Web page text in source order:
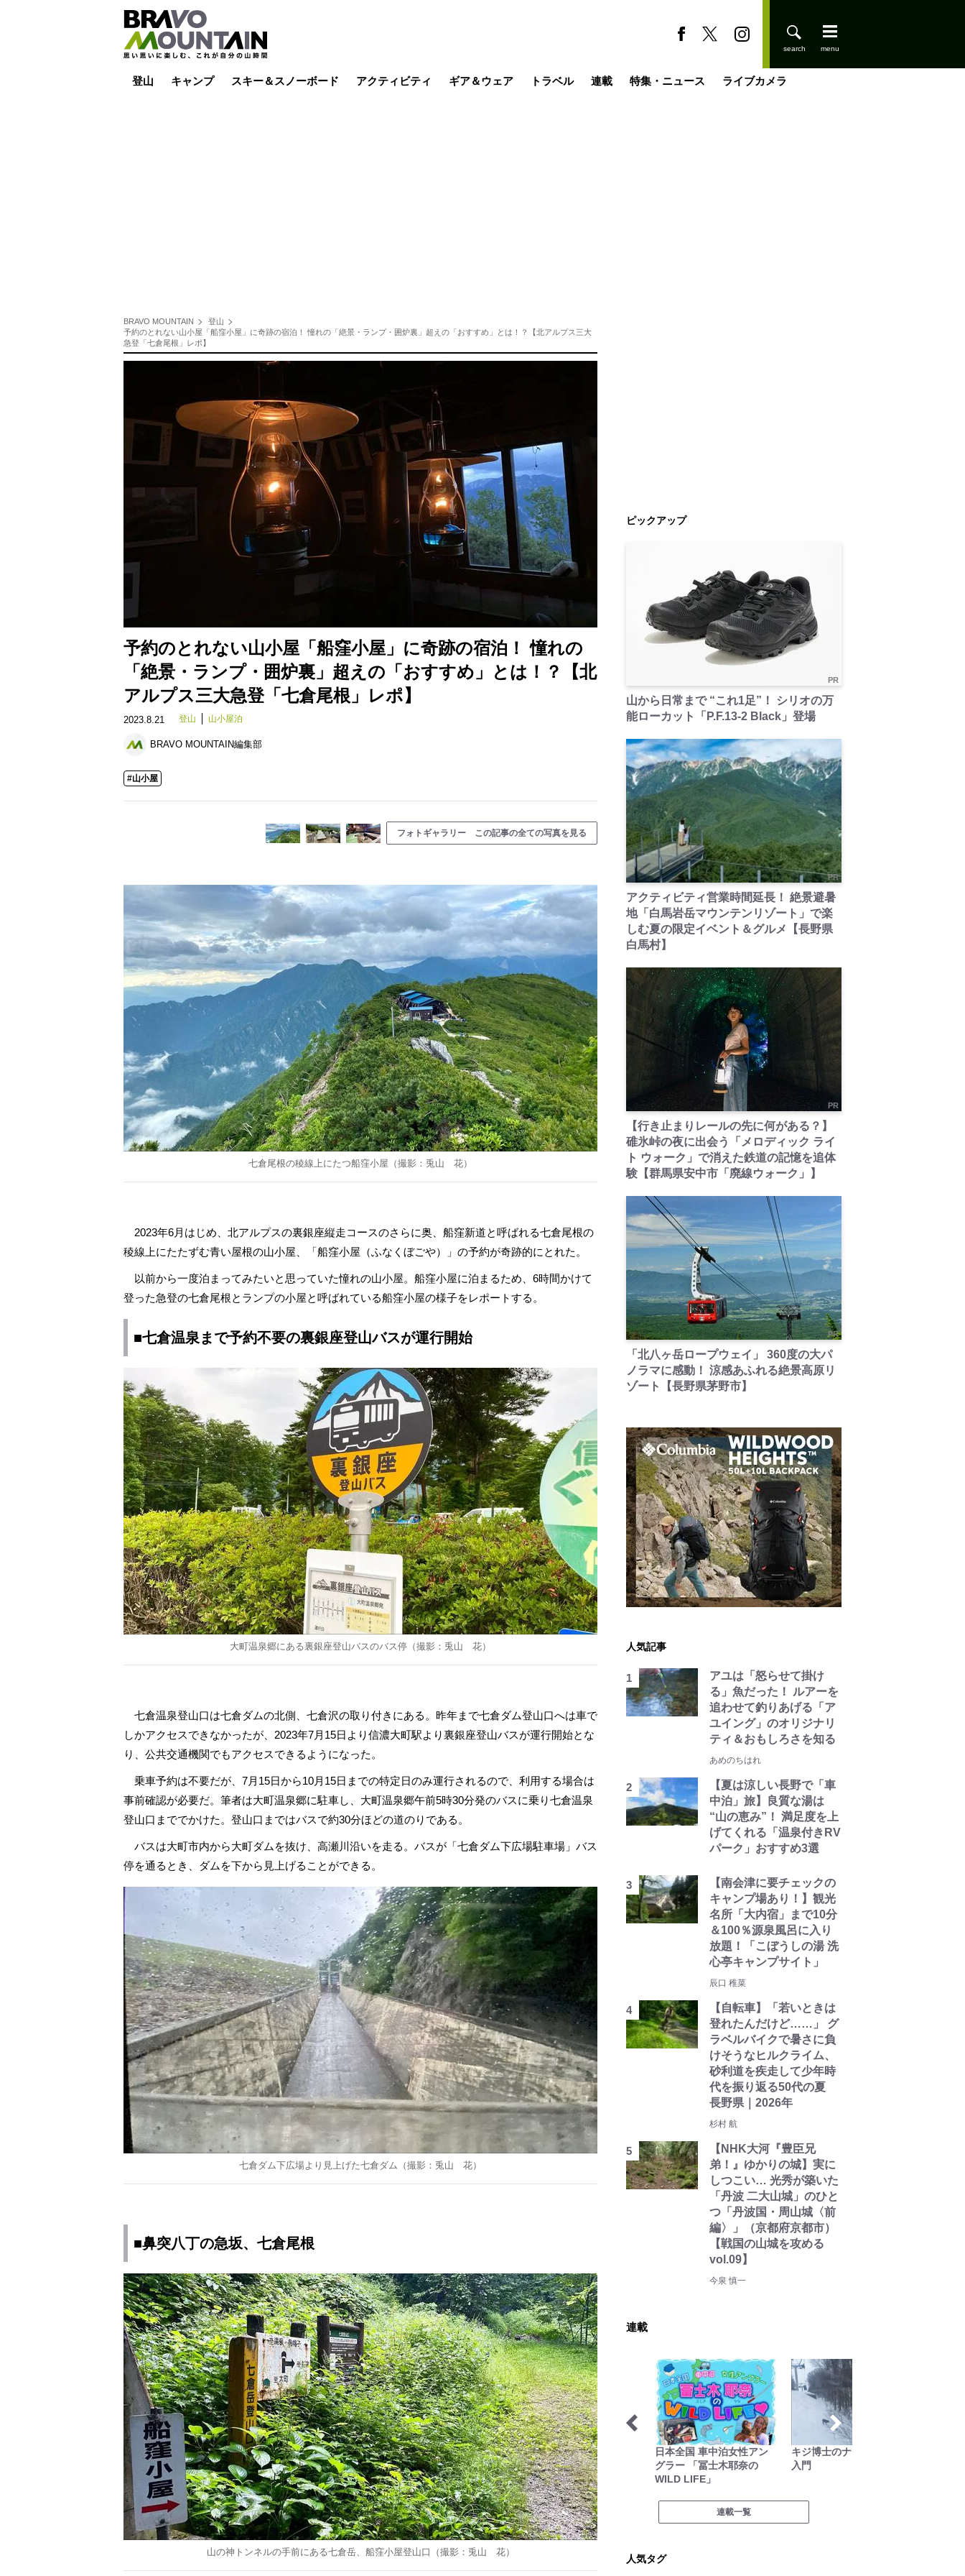
登山 キャンプ スキー＆スノーボード アクティビティ ギア＆ウェア トラベル 連載 特集・ニュース ライブカメラ
BRAVO MOUNTAIN
登山
予約のとれない山小屋「船窪小屋」に奇跡の宿泊！ 憧れの「絶景・ランプ・囲炉裏」超えの「おすすめ」とは！？【北アルプス三大
急登「七倉尾根」レポ】
予約のとれない山小屋「船窪小屋」に奇跡の宿泊！ 憧れの
「絶景・ランプ・囲炉裏」超えの「おすすめ」とは！？【北
アルプス三大急登「七倉尾根」レポ】
2023.8.21 登山 山小屋泊
BRAVO MOUNTAIN編集部
#山小屋
フォトギャラリー この記事の全ての写真を見る
七倉尾根の稜線上にたつ船窪小屋（撮影：兎山 花）
2023年6月はじめ、北アルプスの裏銀座縦走コースのさらに奥、船窪新道と呼ばれる七倉尾根の
稜線上にたたずむ青い屋根の山小屋、「船窪小屋（ふなくぼごや）」の予約が奇跡的にとれた。
以前から一度泊まってみたいと思っていた憧れの山小屋。船窪小屋に泊まるため、6時間かけて
登った急登の七倉尾根とランプの小屋と呼ばれている船窪小屋の様子をレポートする。
■七倉温泉まで予約不要の裏銀座登山バスが運行開始
大町温泉郷にある裏銀座登山バスのバス停（撮影：兎山 花）
七倉温泉登山口は七倉ダムの北側、七倉沢の取り付きにある。昨年まで七倉ダム登山口へは車で
しかアクセスできなかったが、2023年7月15日より信濃大町駅より裏銀座登山バスが運行開始とな
り、公共交通機関でもアクセスできるようになった。
乗車予約は不要だが、7月15日から10月15日までの特定日のみ運行されるので、利用する場合は
事前確認が必要だ。筆者は大町温泉郷に駐車し、大町温泉郷午前5時30分発のバスに乗り七倉温泉
登山口まででかけた。登山口まではバスで約30分ほどの道のりである。
バスは大町市内から大町ダムを抜け、高瀬川沿いを走る。バスが「七倉ダム下広場駐車場」バス
停を通るとき、ダムを下から見上げることができる。
七倉ダム下広場より見上げた七倉ダム（撮影：兎山 花）
■鼻突八丁の急坂、七倉尾根
山の神トンネルの手前にある七倉岳、船窪小屋登山口（撮影：兎山 花）
ピックアップ
PR
山から日常まで “これ1足”！ シリオの万
能ローカット「P.F.13-2 Black」登場
PR
アクティビティ営業時間延長！ 絶景避暑
地「白馬岩岳マウンテンリゾート」で楽
しむ夏の限定イベント＆グルメ【長野県
白馬村】
PR
【行き止まりレールの先に何がある？】
碓氷峠の夜に出会う「メロディック ライ
ト ウォーク」で消えた鉄道の記憶を追体
験【群馬県安中市「廃線ウォーク」】
PR
「北八ヶ岳ロープウェイ」 360度の大パ
ノラマに感動！ 涼感あふれる絶景高原リ
ゾート【長野県茅野市】
人気記事
アユは「怒らせて掛け
る」魚だった！ ルアーを
追わせて釣りあげる「ア
ユイング」のオリジナリ
ティ＆おもしろさを知る
あめのちはれ
【夏は涼しい長野で「車
中泊」旅】良質な湯は
“山の恵み”！ 満足度を上
げてくれる「温泉付きRV
パーク」おすすめ3選
【南会津に要チェックの
キャンプ場あり！】観光
名所「大内宿」まで10分
＆100％源泉風呂に入り
放題！「こぼうしの湯 洗
心亭キャンプサイト」
辰口 稚菜
【自転車】「若いときは
登れたんだけど……」 グ
ラベルバイクで暑さに負
けそうなヒルクライム、
砂利道を疾走して少年時
代を振り返る50代の夏
長野県｜2026年
杉村 航
【NHK大河『豊臣兄
弟！』ゆかりの城】実に
しつこい… 光秀が築いた
「丹波 二大山城」のひと
つ「丹波国・周山城〈前
編〉」（京都府京都市）
【戦国の山城を攻める
vol.09】
今泉 慎一
連載
わたし、山小屋はじめます behind the products
日本全国 車中泊女性アン
グラー 「冨士木耶奈の
WILD LIFE」
キジ博士のナチュラリスト
入門
季節の外ごはん
連載一覧
人気タグ